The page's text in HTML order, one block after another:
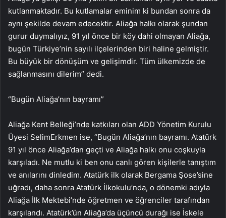
kutlanmaktadır. Bu kutlamalar eminim ki bundan sonra da
aynı şekilde devam edecektir. Aliağa halkı olarak şundan
gurur duymalıyız, 91 yıl önce bir köy dahi olmayan Aliağa,
bugün Türkiye’nin sayılı ilçelerinden biri haline gelmiştir.
Bu büyük bir dönüşüm ve gelişimdir. Tüm ülkemizde de
sağlanmasını dilerim” dedi.
“Bugün Aliağa’nın bayramı”
Aliağa Kent Belleği’nde katkıları olan ADD Yönetim Kurulu
Üyesi SelimErkmen ise, “Bugün Aliağa’nın bayramı. Atatürk
91 yıl önce Aliağa’dan geçti ve Aliağa halkı onu coşkuyla
karşıladı. Ne mutlu ki ben onu canlı gören kişilerle tanıştım
ve anılarını dinledim. Atatürk ilk olarak Bergama Şose’sine
uğradı, daha sonra Atatürk İlkokulu’nda, o dönemki adıyla
Aliağa İlk Mektebi’nde öğretmen ve öğrenciler tarafından
karşılandı. Atatürk’ün Aliağa’da üçüncü durağı ise İskele